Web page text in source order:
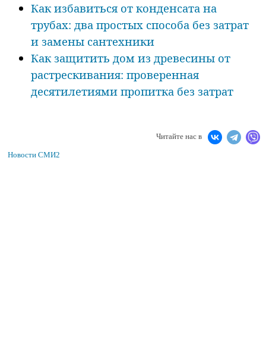
Как избавиться от конденсата на
трубах: два простых способа без затрат
и замены сантехники
Как защитить дом из древесины от
растрескивания: проверенная
десятилетиями пропитка без затрат
Читайте нас в
Новости СМИ2